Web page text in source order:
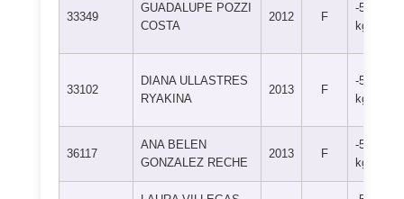
33349
GUADALUPE POZZI
COSTA
2012 F
-57
kg
33102
DIANA ULLASTRES
RYAKINA
2013 F
-57
kg
36117
ANA BELEN
GONZALEZ RECHE
2013 F
-57
kg